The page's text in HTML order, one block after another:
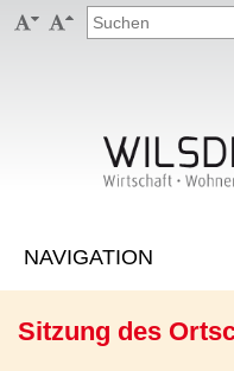
 
Sitzung des